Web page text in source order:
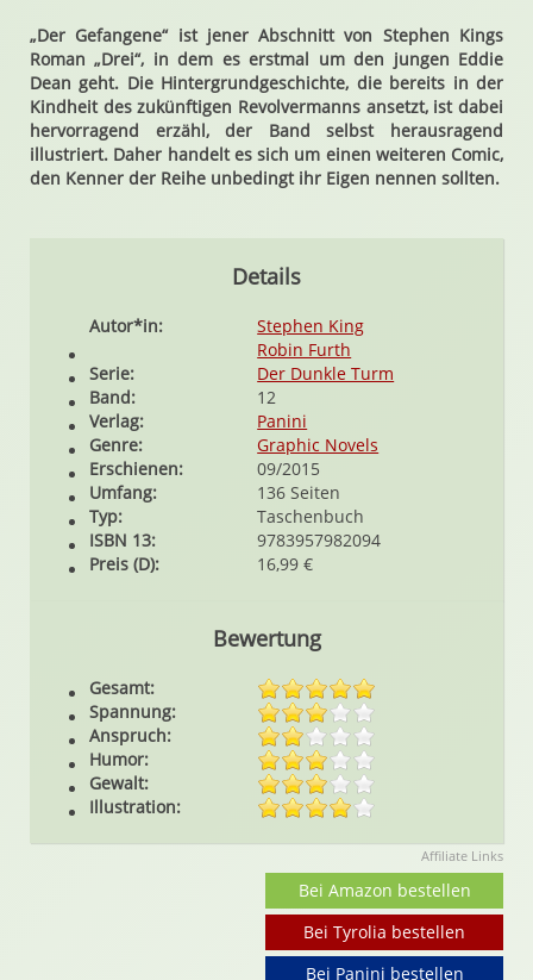
„Der Gefangene“ ist jener Abschnitt von Stephen Kings
Roman „Drei“, in dem es erstmal um den jungen Eddie
Dean geht. Die Hintergrundgeschichte, die bereits in der
Kindheit des zukünftigen Revolvermanns ansetzt, ist dabei
hervorragend erzähl, der Band selbst herausragend
illustriert. Daher handelt es sich um einen weiteren Comic,
den Kenner der Reihe unbedingt ihr Eigen nennen sollten.
Details
Autor*in:
Stephen King
Robin Furth
Serie:
Der Dunkle Turm
Band:
12
Verlag:
Panini
Genre:
Graphic Novels
Erschienen:
09/2015
Umfang:
136 Seiten
Typ:
Taschenbuch
ISBN 13:
9783957982094
Preis (D):
16,99 €
Bewertung
Gesamt:
Spannung:
Anspruch:
Humor:
Gewalt:
Illustration:
Affiliate Links
Bei Amazon bestellen
Bei Tyrolia bestellen
Bei Panini bestellen